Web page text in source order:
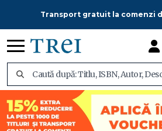
Transport gratuit la comenzi